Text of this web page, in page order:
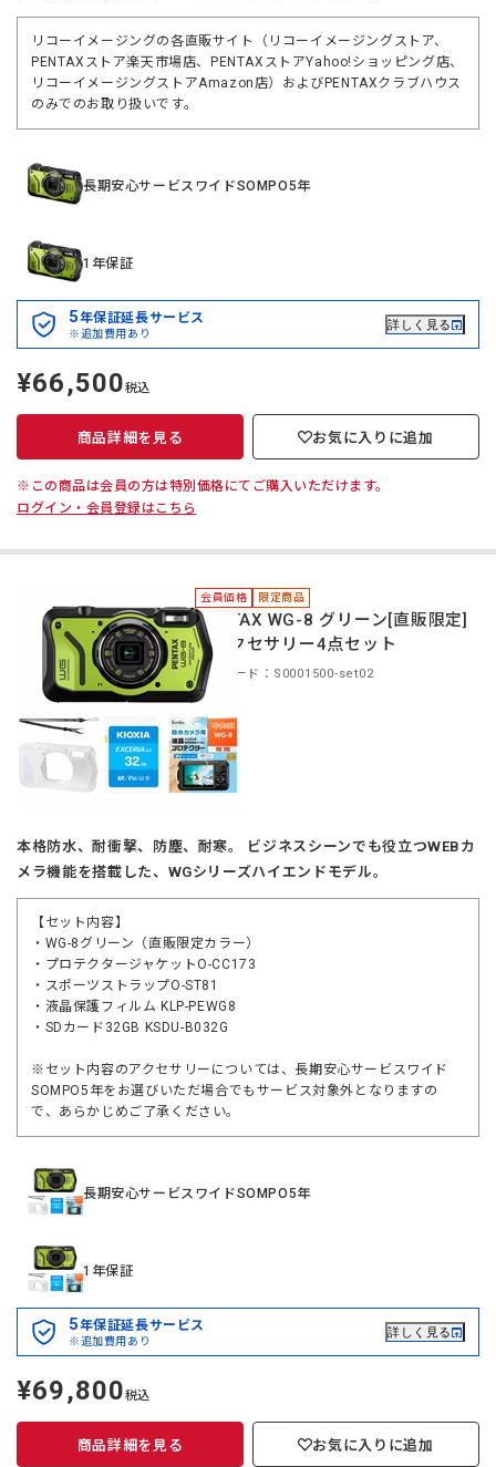
リコーイメージングの各直販サイト（リコーイメージングストア、
PENTAXストア楽天市場店、PENTAXストアYahoo!ショッピング店、
リコーイメージングストアAmazon店）およびPENTAXクラブハウス
のみでのお取り扱いです。
長期安心サービスワイドSOMPO5年
1年保証
5年保証延長サービス
※追加費用あり
詳しく見る
定
価
¥66,500税込
商品詳細を見る お気に入りに追加
※この商品は会員の方は特別価格にてご購入いただけます。
ログイン・会員登録はこちら
会員価格 限定商品
PENTAX WG-8 グリーン[直販限定]
＋アクセサリー4点セット
商品コード：S0001500-set02
本格防水、耐衝撃、防塵、耐寒。 ビジネスシーンでも役立つWEBカ
メラ機能を搭載した、WGシリーズハイエンドモデル。
【セット内容】
・WG-8グリーン（直販限定カラー）
・プロテクタージャケットO-CC173
・スポーツストラップO-ST81
・液晶保護フィルム KLP-PEWG8
・SDカード32GB KSDU-B032G
※セット内容のアクセサリーについては、長期安心サービスワイド
SOMPO5年をお選びいただ場合でもサービス対象外となりますの
で、あらかじめご了承ください。
長期安心サービスワイドSOMPO5年
1年保証
5年保証延長サービス
※追加費用あり
詳しく見る
定
価
¥69,800税込
商品詳細を見る お気に入りに追加